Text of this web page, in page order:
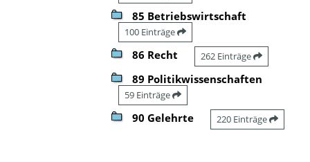
85 Betriebswirtschaft
100 Einträge
86 Recht 262 Einträge
89 Politikwissenschaften
59 Einträge
90 Gelehrte 220 Einträge